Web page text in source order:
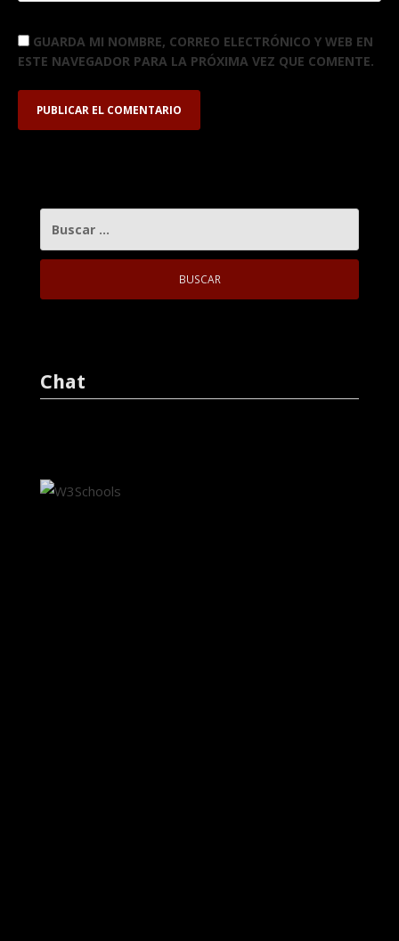
GUARDA MI NOMBRE, CORREO ELECTRÓNICO Y WEB EN
ESTE NAVEGADOR PARA LA PRÓXIMA VEZ QUE COMENTE.
Chat